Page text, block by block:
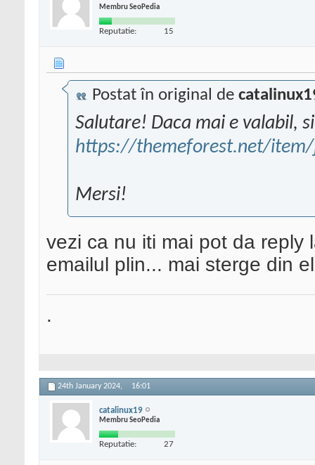
Membru SeoPedia
Reputatie: 15
Postat în original de
Salutare! Daca mai e valabil,
https://themeforest.net/item/
Mersi!
vezi ca nu iti mai pot da reply
emailul plin... mai sterge din
.
24th January 2024, 16:01
catalinux19
Membru SeoPedia
Reputatie: 27